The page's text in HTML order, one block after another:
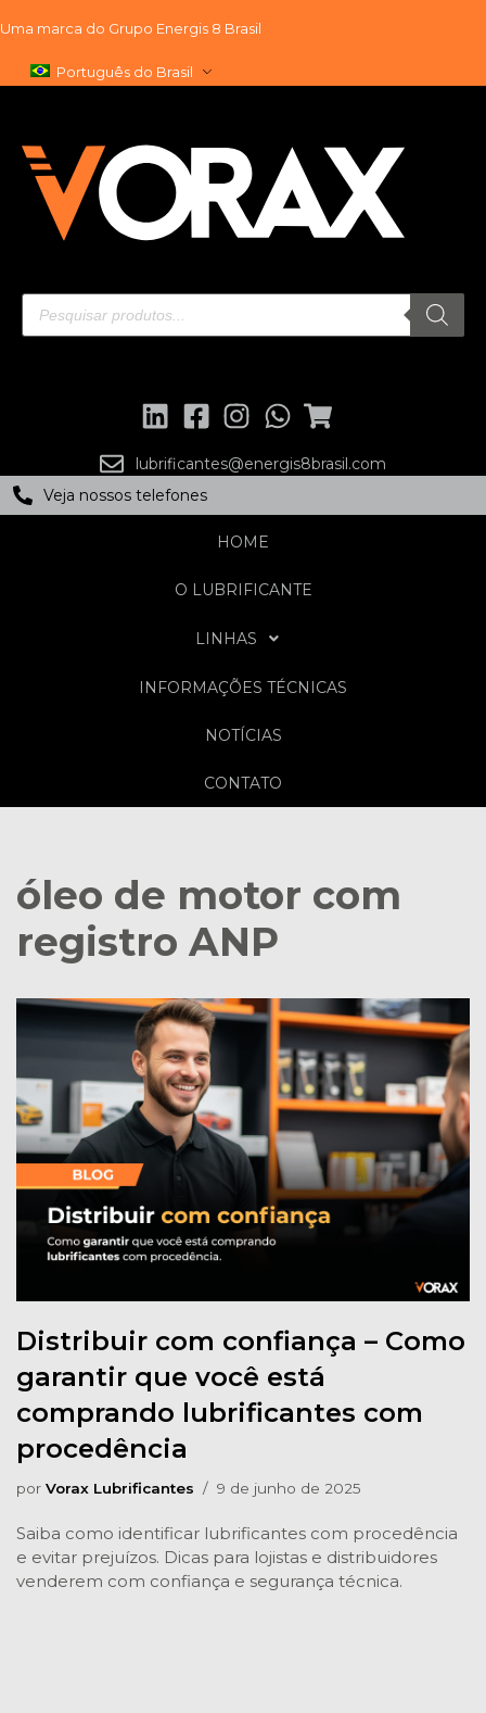
para
Uma marca do Grupo Energis 8 Brasil
Português do Brasil
lubrificantes@energis8brasil.com
Veja nossos telefones
HOME
O LUBRIFICANTE
LINHAS
INFORMAÇÕES TÉCNICAS
NOTÍCIAS
CONTATO
óleo de motor com
registro ANP
Distribuir com confiança – Como
garantir que você está
comprando lubrificantes com
procedência
por Vorax Lubrificantes 9 de junho de 2025
Saiba como identificar lubrificantes com procedência
e evitar prejuízos. Dicas para lojistas e distribuidores
venderem com confiança e segurança técnica.